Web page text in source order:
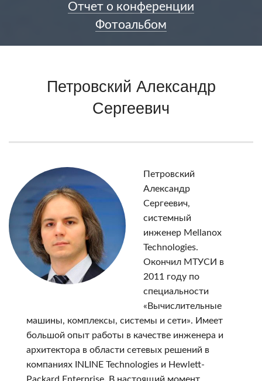
Отчет о конференции
Фотоальбом
Петровский Александр
Сергеевич
Петровский
Александр
Сергеевич,
системный
инженер Mellanox
Technologies.
Окончил МТУСИ в
2011 году по
специальности
«Вычислительные
машины, комплексы, системы и сети». Имеет
большой опыт работы в качестве инженера и
архитектора в области сетевых решений в
компаниях INLINE Technologies и Hewlett-
Packard Enterprise. В настоящий момент